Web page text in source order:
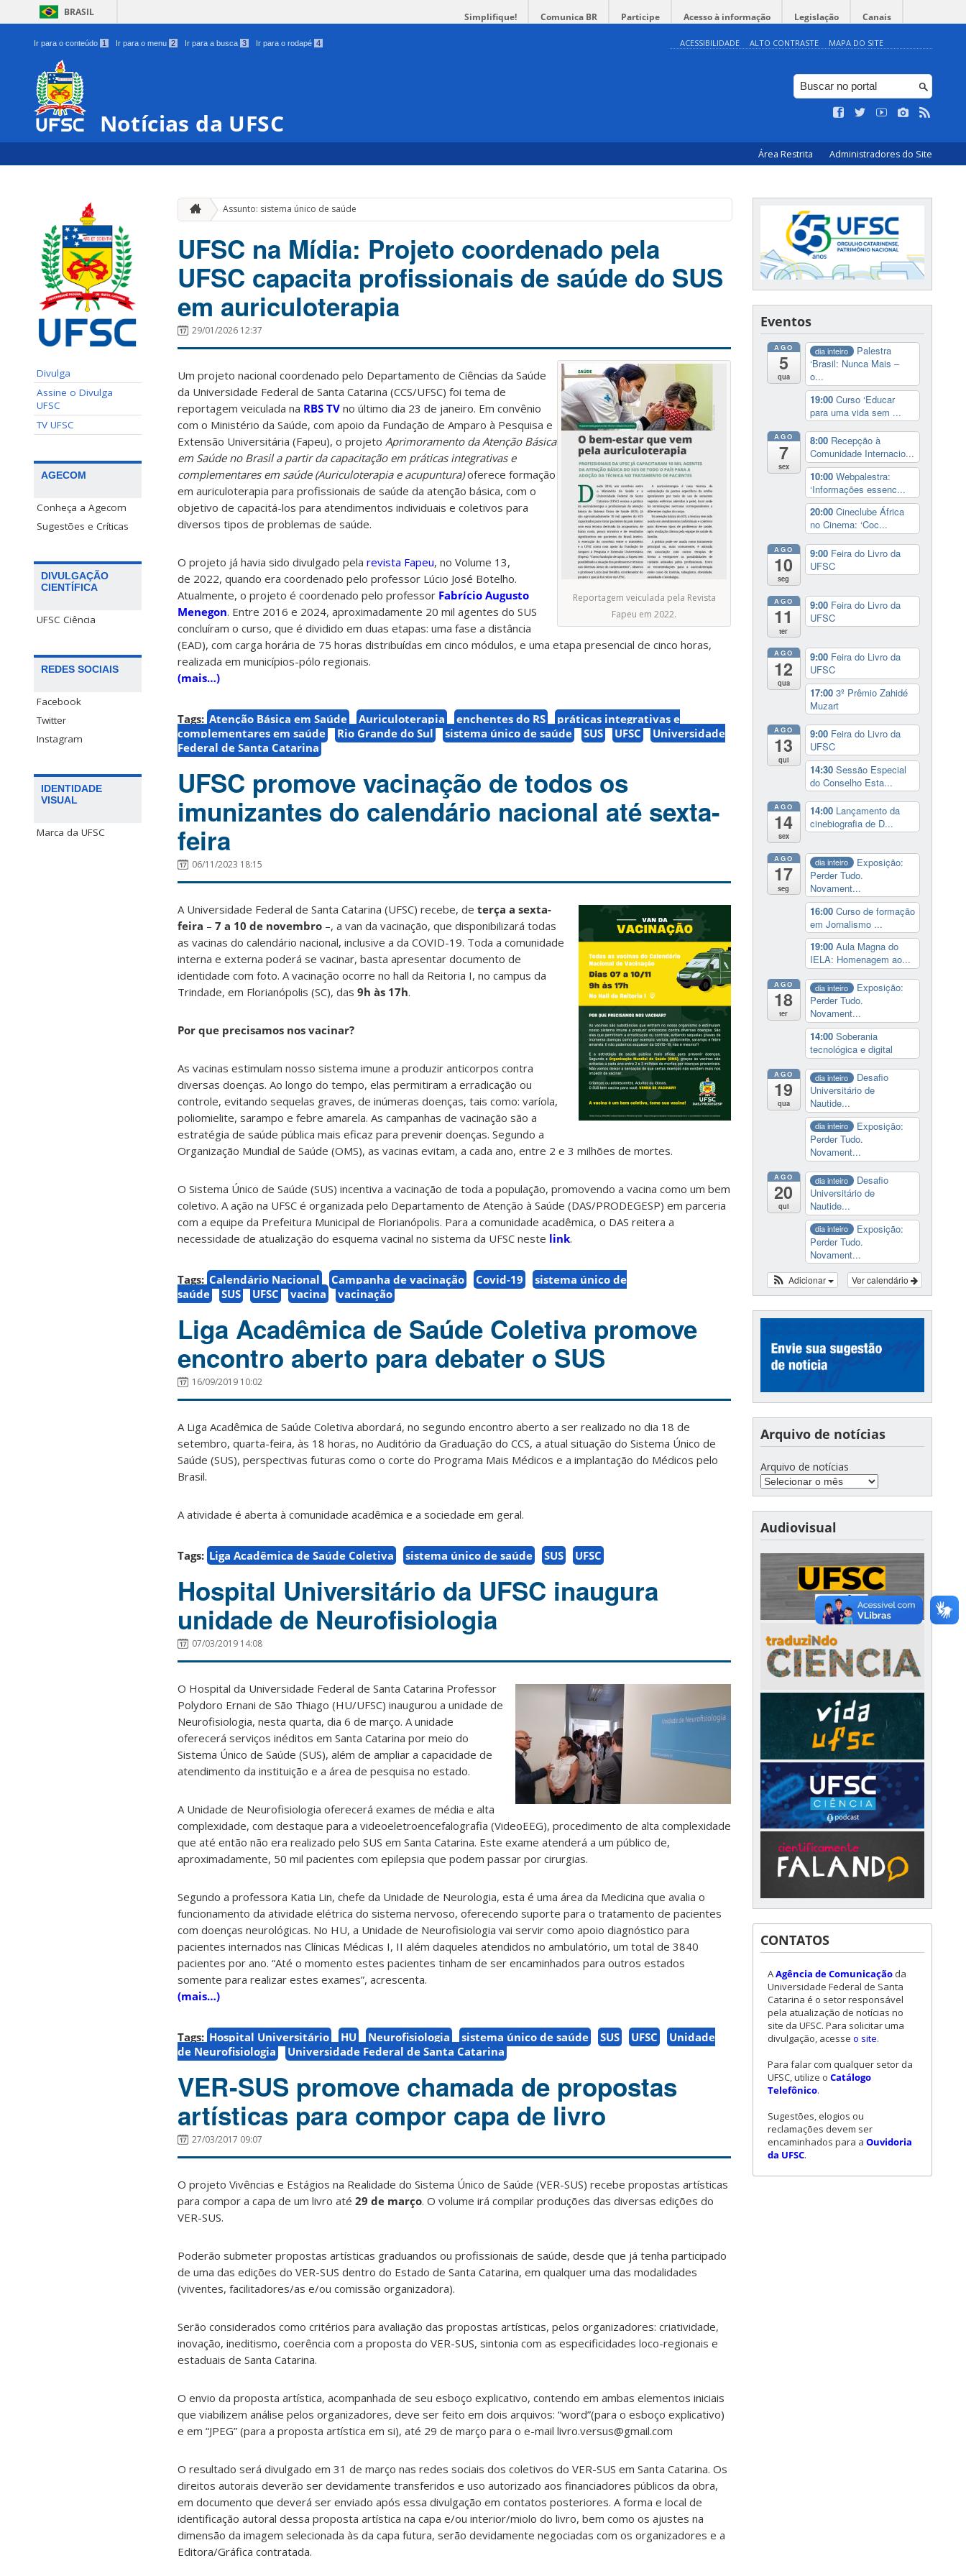
BRASIL Simplifique! Comunica BR Participe Acesso à informação Legislação Canais
Ir para o conteúdo 1 Ir para o menu 2 Ir para a busca 3 Ir para o rodapé 4 ACESSIBILIDADE ALTO CONTRASTE MAPA DO SITE
Notícias da UFSC
Área Restrita Administradores do Site
Divulga
Assine o Divulga
UFSC
TV UFSC
AGECOM
Conheça a Agecom
Sugestões e Críticas
DIVULGAÇÃO
CIENTÍFICA
UFSC Ciência
REDES SOCIAIS
Facebook
Twitter
Instagram
IDENTIDADE
VISUAL
Marca da UFSC
Assunto: sistema único de saúde
UFSC na Mídia: Projeto coordenado pela
UFSC capacita profissionais de saúde do SUS
em auriculoterapia
29/01/2026 12:37
Reportagem veiculada pela Revista
Fapeu em 2022.
Um projeto nacional coordenado pelo Departamento de Ciências da Saúde
da Universidade Federal de Santa Catarina (CCS/UFSC) foi tema de
reportagem veiculada na RBS TV no último dia 23 de janeiro. Em convênio
com o Ministério da Saúde, com apoio da Fundação de Amparo à Pesquisa e
Extensão Universitária (Fapeu), o projeto Aprimoramento da Atenção Básica
em Saúde no Brasil a partir da capacitação em práticas integrativas e
complementares em saúde (Auriculoterapia e acupuntura)oferece formação
em auriculoterapia para profissionais de saúde da atenção básica, com o
objetivo de capacitá-los para atendimentos individuais e coletivos para
diversos tipos de problemas de saúde.
O projeto já havia sido divulgado pela revista Fapeu, no Volume 13,
de 2022, quando era coordenado pelo professor Lúcio José Botelho.
Atualmente, o projeto é coordenado pelo professor Fabrício Augusto
Menegon. Entre 2016 e 2024, aproximadamente 20 mil agentes do SUS
concluíram o curso, que é dividido em duas etapas: uma fase a distância
(EAD), com carga horária de 75 horas distribuídas em cinco módulos, e uma etapa presencial de cinco horas,
realizada em municípios-pólo regionais.
(mais…)
Tags: Atenção Básica em Saúde Auriculoterapia enchentes do RS
práticas integrativas e
complementares em saúde
Rio Grande do Sul sistema único de saúde SUS UFSC
Universidade
Federal de Santa Catarina
UFSC promove vacinação de todos os
imunizantes do calendário nacional até sexta-
feira
06/11/2023 18:15
A Universidade Federal de Santa Catarina (UFSC) recebe, de terça a sexta-
feira – 7 a 10 de novembro –, a van da vacinação, que disponibilizará todas
as vacinas do calendário nacional, inclusive a da COVID-19. Toda a comunidade
interna e externa poderá se vacinar, basta apresentar documento de
identidade com foto. A vacinação ocorre no hall da Reitoria I, no campus da
Trindade, em Florianópolis (SC), das 9h às 17h.
Por que precisamos nos vacinar?
As vacinas estimulam nosso sistema imune a produzir anticorpos contra
diversas doenças. Ao longo do tempo, elas permitiram a erradicação ou
controle, evitando sequelas graves, de inúmeras doenças, tais como: varíola,
poliomielite, sarampo e febre amarela. As campanhas de vacinação são a
estratégia de saúde pública mais eficaz para prevenir doenças. Segundo a
Organização Mundial de Saúde (OMS), as vacinas evitam, a cada ano, entre 2 e 3 milhões de mortes.
O Sistema Único de Saúde (SUS) incentiva a vacinação de toda a população, promovendo a vacina como um bem
coletivo. A ação na UFSC é organizada pelo Departamento de Atenção à Saúde (DAS/PRODEGESP) em parceria
com a equipe da Prefeitura Municipal de Florianópolis. Para a comunidade acadêmica, o DAS reitera a
necessidade de atualização do esquema vacinal no sistema da UFSC neste link.
Tags: Calendário Nacional Campanha de vacinação Covid-19
sistema único de
saúde
SUS UFSC vacina vacinação
Liga Acadêmica de Saúde Coletiva promove
encontro aberto para debater o SUS
16/09/2019 10:02
A Liga Acadêmica de Saúde Coletiva abordará, no segundo encontro aberto a ser realizado no dia 18 de
setembro, quarta-feira, às 18 horas, no Auditório da Graduação do CCS, a atual situação do Sistema Único de
Saúde (SUS), perspectivas futuras como o corte do Programa Mais Médicos e a implantação do Médicos pelo
Brasil.
A atividade é aberta à comunidade acadêmica e a sociedade em geral.
Tags: Liga Acadêmica de Saúde Coletiva sistema único de saúde SUS UFSC
Hospital Universitário da UFSC inaugura
unidade de Neurofisiologia
07/03/2019 14:08
O Hospital da Universidade Federal de Santa Catarina Professor
Polydoro Ernani de São Thiago (HU/UFSC) inaugurou a unidade de
Neurofisiologia, nesta quarta, dia 6 de março. A unidade
oferecerá serviços inéditos em Santa Catarina por meio do
Sistema Único de Saúde (SUS), além de ampliar a capacidade de
atendimento da instituição e a área de pesquisa no estado.
A Unidade de Neurofisiologia oferecerá exames de média e alta
complexidade, com destaque para a videoeletroencefalografia (VideoEEG), procedimento de alta complexidade
que até então não era realizado pelo SUS em Santa Catarina. Este exame atenderá a um público de,
aproximadamente, 50 mil pacientes com epilepsia que podem passar por cirurgias.
Segundo a professora Katia Lin, chefe da Unidade de Neurologia, esta é uma área da Medicina que avalia o
funcionamento da atividade elétrica do sistema nervoso, oferecendo suporte para o tratamento de pacientes
com doenças neurológicas. No HU, a Unidade de Neurofisiologia vai servir como apoio diagnóstico para
pacientes internados nas Clínicas Médicas I, II além daqueles atendidos no ambulatório, um total de 3840
pacientes por ano. “Até o momento estes pacientes tinham de ser encaminhados para outros estados
somente para realizar estes exames”, acrescenta.
(mais…)
Tags: Hospital Universitário HU Neurofisiologia sistema único de saúde SUS UFSC
Unidade
de Neurofisiologia
Universidade Federal de Santa Catarina
VER-SUS promove chamada de propostas
artísticas para compor capa de livro
27/03/2017 09:07
O projeto Vivências e Estágios na Realidade do Sistema Único de Saúde (VER-SUS) recebe propostas artísticas
para compor a capa de um livro até 29 de março. O volume irá compilar produções das diversas edições do
VER-SUS.
Poderão submeter propostas artísticas graduandos ou profissionais de saúde, desde que já tenha participado
de uma das edições do VER-SUS dentro do Estado de Santa Catarina, em qualquer uma das modalidades
(viventes, facilitadores/as e/ou comissão organizadora).
Serão considerados como critérios para avaliação das propostas artísticas, pelos organizadores: criatividade,
inovação, ineditismo, coerência com a proposta do VER-SUS, sintonia com as especificidades loco-regionais e
estaduais de Santa Catarina.
O envio da proposta artística, acompanhada de seu esboço explicativo, contendo em ambas elementos iniciais
que viabilizem análise pelos organizadores, deve ser feito em dois arquivos: “word”(para o esboço explicativo)
e em “JPEG” (para a proposta artística em si), até 29 de março para o e-mail livro.versus@gmail.com
O resultado será divulgado em 31 de março nas redes sociais dos coletivos do VER-SUS em Santa Catarina. Os
direitos autorais deverão ser devidamente transferidos e uso autorizado aos financiadores públicos da obra,
em documento que deverá ser enviado após essa divulgação em contatos posteriores. A forma e local de
identificação autoral dessa proposta artística na capa e/ou interior/miolo do livro, bem como os ajustes na
dimensão da imagem selecionada às da capa futura, serão devidamente negociadas com os organizadores e a
Editora/Gráfica contratada.
Eventos
AGO
5
qua
dia inteiro
Palestra
‘Brasil: Nunca Mais –
o...
19:00 Curso ‘Educar
para uma vida sem ...
AGO
7
sex
8:00 Recepção à
Comunidade Internacio...
10:00 Webpalestra:
‘Informações essenc...
20:00 Cineclube África
no Cinema: ‘Coc...
AGO
10
seg
9:00 Feira do Livro da
UFSC
AGO
11
ter
9:00 Feira do Livro da
UFSC
AGO
12
qua
9:00 Feira do Livro da
UFSC
17:00 3º Prêmio Zahidé
Muzart
AGO
13
qui
9:00 Feira do Livro da
UFSC
14:30 Sessão Especial
do Conselho Esta...
AGO
14
sex
14:00 Lançamento da
cinebiografia de D...
AGO
17
seg
dia inteiro
Exposição:
Perder Tudo.
Novament...
16:00 Curso de formação
em Jornalismo ...
19:00 Aula Magna do
IELA: Homenagem ao...
AGO
18
ter
dia inteiro
Exposição:
Perder Tudo.
Novament...
14:00 Soberania
tecnológica e digital
AGO
19
qua
dia inteiro
Desafio
Universitário de
Nautide...
dia inteiro
Exposição:
Perder Tudo.
Novament...
AGO
20
qui
dia inteiro
Desafio
Universitário de
Nautide...
dia inteiro
Exposição:
Perder Tudo.
Novament...
Ver calendário
Adicionar
Arquivo de notícias
Arquivo de notícias
Audiovisual
CONTATOS
AAgência de Comunicação da
Universidade Federal de Santa
Catarina é o setor responsável
pela atualização de notícias no
site da UFSC. Para solicitar uma
divulgação, acesse o site.
Para falar com qualquer setor da
UFSC, utilize o Catálogo
Telefônico.
Sugestões, elogios ou
reclamações devem ser
encaminhados para a Ouvidoria
da UFSC.